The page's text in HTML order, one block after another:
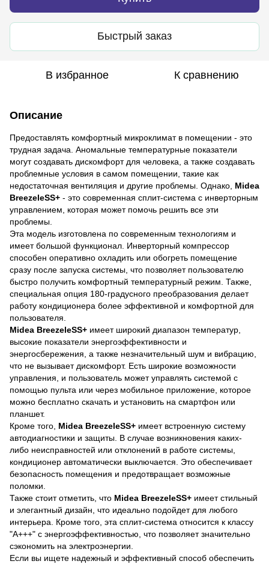
Быстрый заказ
В избранное К сравнению
Описание
Предоставлять комфортный микроклимат в помещении - это
трудная задача. Аномальные температурные показатели
могут создавать дискомфорт для человека, а также создавать
проблемные условия в самом помещении, такие как
недостаточная вентиляция и другие проблемы. Однако, Midea
BreezeleSS+ - это современная сплит-система с инверторным
управлением, которая может помочь решить все эти
проблемы.
Эта модель изготовлена по современным технологиям и
имеет большой функционал. Инверторный компрессор
способен оперативно охладить или обогреть помещение
сразу после запуска системы, что позволяет пользователю
быстро получить комфортный температурный режим. Также,
специальная опция 180-градусного преобразования делает
работу кондиционера более эффективной и комфортной для
пользователя.
Midea BreezeleSS+ имеет широкий диапазон температур,
высокие показатели энергоэффективности и
энергосбережения, а также незначительный шум и вибрацию,
что не вызывает дискомфорт. Есть широкие возможности
управления, и пользователь может управлять системой с
помощью пульта или через мобильное приложение, которое
можно бесплатно скачать и установить на смартфон или
планшет.
Кроме того, Midea BreezeleSS+ имеет встроенную систему
автодиагностики и защиты. В случае возникновения каких-
либо неисправностей или отклонений в работе системы,
кондиционер автоматически выключается. Это обеспечивает
безопасность помещения и предотвращает возможные
поломки.
Также стоит отметить, что Midea BreezeleSS+ имеет стильный
и элегантный дизайн, что идеально подойдет для любого
интерьера. Кроме того, эта сплит-система относится к классу
"A+++" с энергоэффективностью, что позволяет значительно
сэкономить на электроэнергии.
Если вы ищете надежный и эффективный способ обеспечить